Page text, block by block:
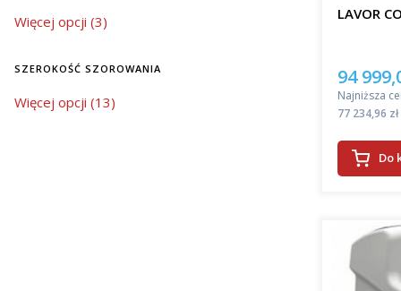
zasilanie
Więcej opcji (3)
SZEROKOŚĆ SZOROWANIA
szerokość szorowania
Więcej opcji (13)
Jeśli
znacząco
do
można
LAVOR
Cena
94
Najniższa
Cena
77 234,96 zł
Do